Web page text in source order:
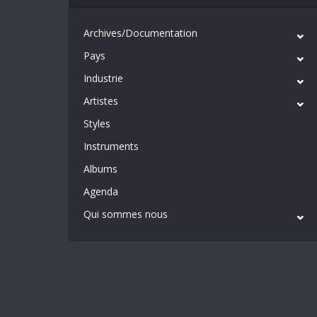
Archives/Documentation
Pays
Industrie
Artistes
Styles
Instruments
Albums
Agenda
Qui sommes nous